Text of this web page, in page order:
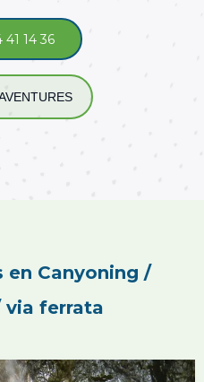
41 14 36
en Canyoning /
via ferrata